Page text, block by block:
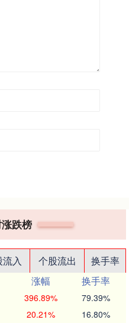
跌榜
入 个股流出
换手率
涨幅
换手率
396.89% 79.39%
20.21% 16.80%